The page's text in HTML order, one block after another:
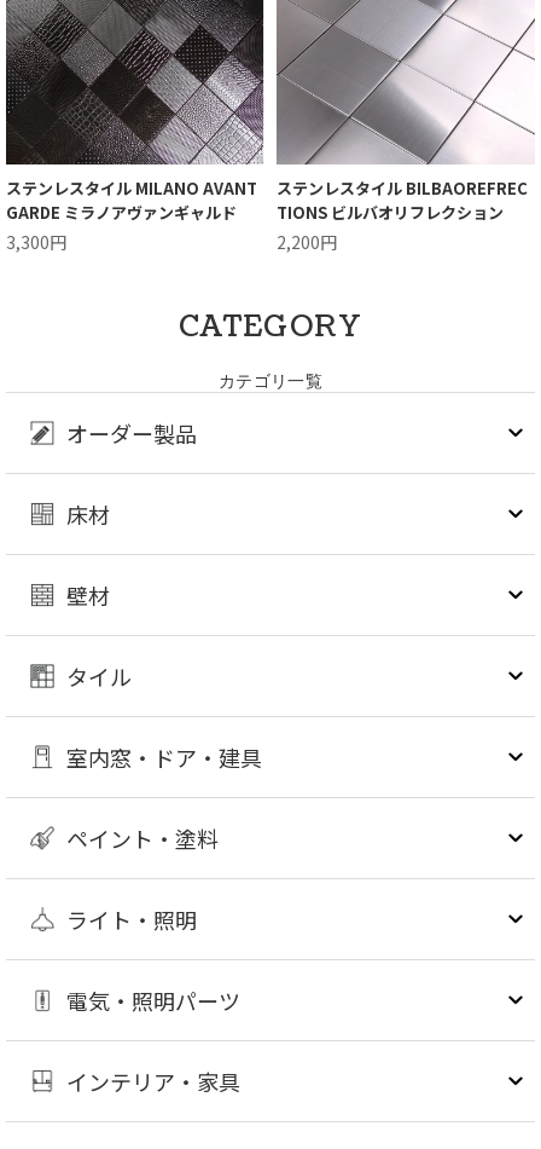
ステンレスタイル MILANO AVANT
GARDE ミラノアヴァンギャルド
3,300円
ステンレスタイル BILBAOREFREC
TIONS ビルバオリフレクション
2,200円
CATEGORY
カテゴリ一覧
オーダー製品
床材
壁材
タイル
室内窓・ドア・建具
ペイント・塗料
ライト・照明
電気・照明パーツ
インテリア・家具